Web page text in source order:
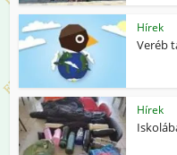
Hírek
Veréb
Hírek